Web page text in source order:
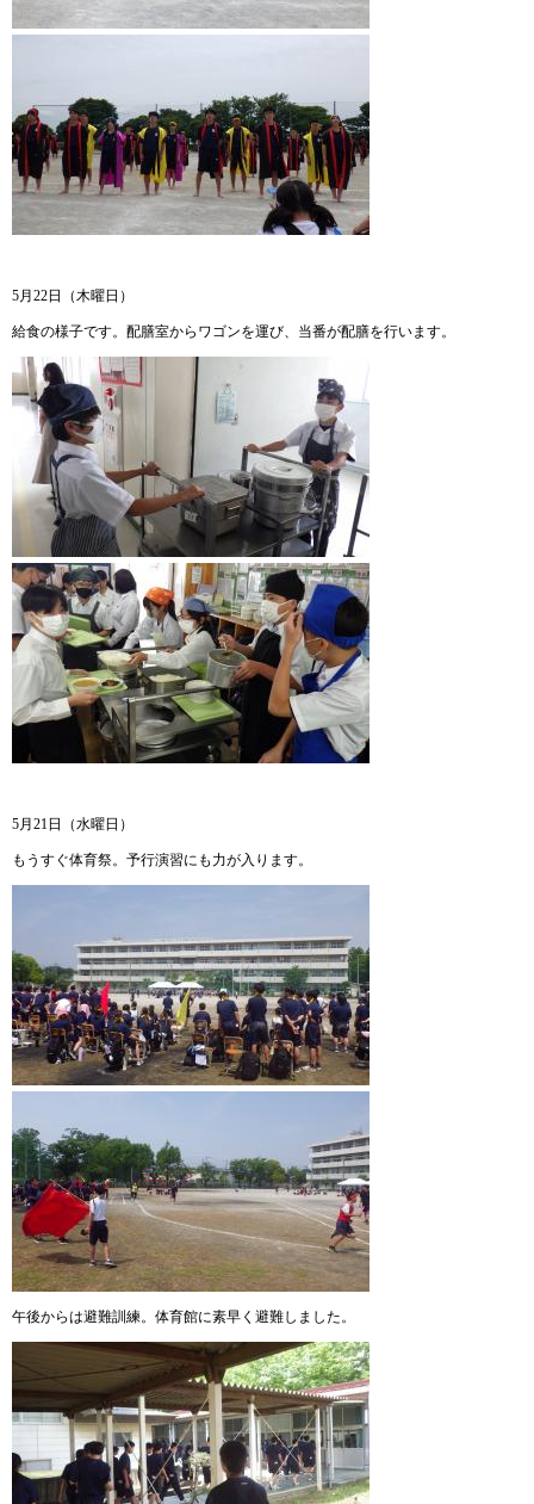
5月22日（木曜日）
給食の様子です。配膳室からワゴンを運び、当番が配膳を行います。
5月21日（水曜日）
もうすぐ体育祭。予行演習にも力が入ります。
午後からは避難訓練。体育館に素早く避難しました。